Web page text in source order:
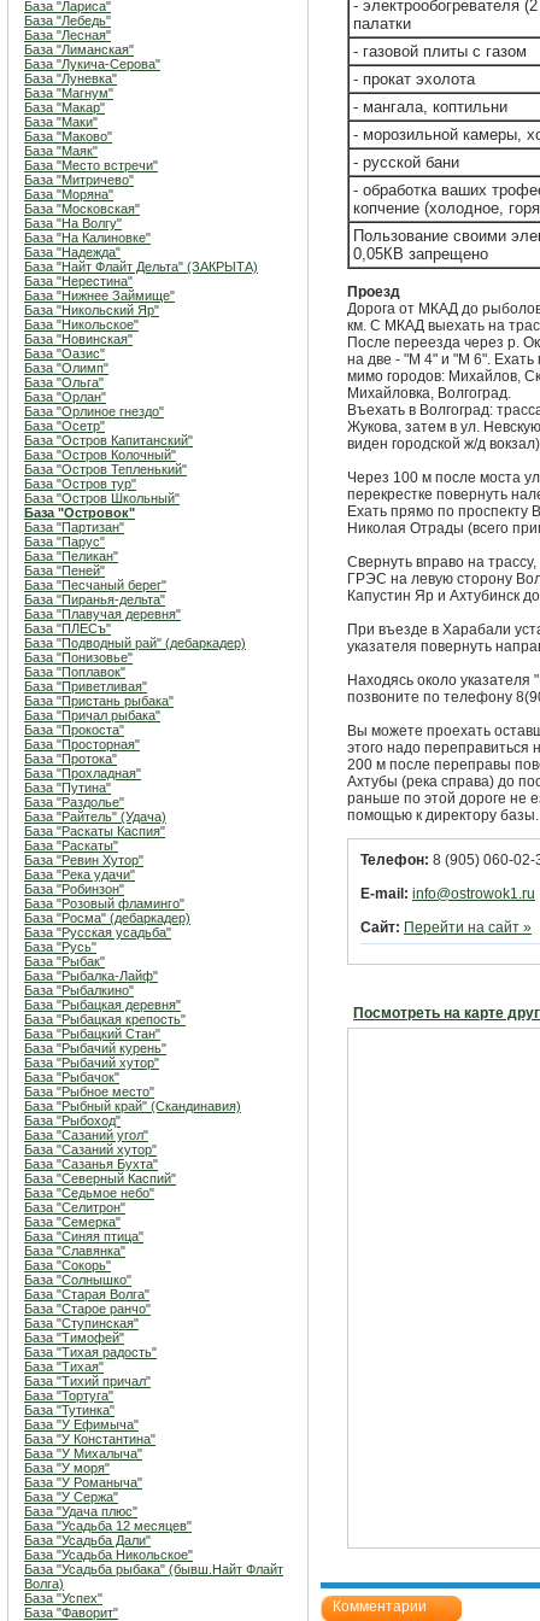
База "Лариса"
База "Лебедь"
База "Лесная"
База "Лиманская"
База "Лукича-Серова"
База "Луневка"
База "Магнум"
База "Макар"
База "Маки"
База "Маково"
База "Маяк"
База "Место встречи"
База "Митричево"
База "Моряна"
База "Московская"
База "На Волгу"
База "На Калиновке"
База "Надежда"
База "Найт Флайт Дельта" (ЗАКРЫТА)
База "Нерестина"
База "Нижнее Займище"
База "Никольский Яр"
База "Никольское"
База "Новинская"
База "Оазис"
База "Олимп"
База "Ольга"
База "Орлан"
База "Орлиное гнездо"
База "Осетр"
База "Остров Капитанский"
База "Остров Колочный"
База "Остров Тепленький"
База "Остров тур"
База "Остров Школьный"
База "Островок"
База "Партизан"
База "Парус"
База "Пеликан"
База "Пеней"
База "Песчаный берег"
База "Пиранья-дельта"
База "Плавучая деревня"
База "ПЛЕСъ"
База "Подводный рай" (дебаркадер)
База "Понизовье"
База "Поплавок"
База "Приветливая"
База "Пристань рыбака"
База "Причал рыбака"
База "Прокоста"
База "Просторная"
База "Протока"
База "Прохладная"
База "Путина"
База "Раздолье"
База "Райтель" (Удача)
База "Раскаты Каспия"
База "Раскаты"
База "Ревин Хутор"
База "Река удачи"
База "Робинзон"
База "Розовый фламинго"
База "Росма" (дебаркадер)
База "Русская усадьба"
База "Русь"
База "Рыбак"
База "Рыбалка-Лайф"
База "Рыбалкино"
База "Рыбацкая деревня"
База "Рыбацкая крепость"
База "Рыбацкий Стан"
База "Рыбачий курень"
База "Рыбачий хутор"
База "Рыбачок"
База "Рыбное место"
База "Рыбный край" (Скандинавия)
База "Рыбоход"
База "Сазаний угол"
База "Сазаний хутор"
База "Сазанья Бухта"
База "Северный Каспий"
База "Седьмое небо"
База "Селитрон"
База "Семерка"
База "Синяя птица"
База "Славянка"
База "Сокорь"
База "Солнышко"
База "Старая Волга"
База "Старое ранчо"
База "Ступинская"
База "Тимофей"
База "Тихая радость"
База "Тихая"
База "Тихий причал"
База "Тортуга"
База "Тутинка"
База "У Ефимыча"
База "У Константина"
База "У Михалыча"
База "У моря"
База "У Романыча"
База "У Сержа"
База "Удача плюс"
База "Усадьба 12 месяцев"
База "Усадьба Дали"
База "Усадьба Никольское"
База "Усадьба рыбака" (бывш.Найт Флайт
Волга)
База "Успех"
База "Фаворит"
- электрообогревателя
палатки
- газовой плиты с газом
- прокат эхолота
- мангала, коптильни
- морозильной камеры,
- русской бани
- обработка ваших
копчение (холодное,
Пользование своими
0,05КВ запрещено
Проезд
Дорога от МКАД до
км. С МКАД выехать на
После переезда через р.
на две - "М 4" и "М 6". Ехать
мимо городов: Михайлов,
Михайловка, Волгоград.
Въехать в Волгоград:
Жукова, затем в ул.
виден городской ж/д
Через 100 м после моста
перекрестке повернуть
Ехать прямо по проспекту
Николая Отрады (всего
Свернуть вправо на
ГРЭС на левую сторону
Капустин Яр и Ахтубинск
При въезде в Харабали
указателя повернуть
Находясь около
позвоните по телефону
Вы можете проехать
этого надо
200 м после переправы
Ахтубы (река справа) до
раньше по этой дороге не
помощью к директору базы.
Телефон: 8 (905) 060-02-
E-mail: info@ostrowok1.ru
Сайт: Перейти на сайт »
Посмотреть на карте
Комментарии